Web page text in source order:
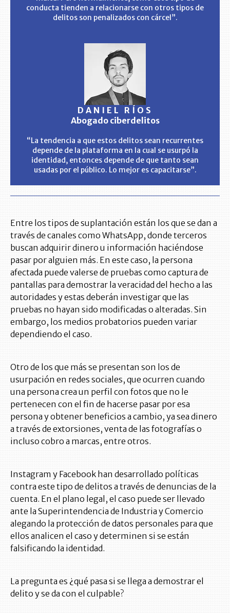
conducta tienden a relacionarse con otros tipos de
delitos son penalizados con cárcel”.
DANIEL RÍOS
Abogado ciberdelitos
“La tendencia a que estos delitos sean recurrentes
depende de la plataforma en la cual se usurpó la
identidad, entonces depende de que tanto sean
usadas por el público. Lo mejor es capacitarse”.
Entre los tipos de suplantación están los que se dan a
través de canales como WhatsApp, donde terceros
buscan adquirir dinero u información haciéndose
pasar por alguien más. En este caso, la persona
afectada puede valerse de pruebas como captura de
pantallas para demostrar la veracidad del hecho a las
autoridades y estas deberán investigar que las
pruebas no hayan sido modificadas o alteradas. Sin
embargo, los medios probatorios pueden variar
dependiendo el caso.
Otro de los que más se presentan son los de
usurpación en redes sociales, que ocurren cuando
una persona crea un perfil con fotos que no le
pertenecen con el fin de hacerse pasar por esa
persona y obtener beneficios a cambio, ya sea dinero
a través de extorsiones, venta de las fotografías o
incluso cobro a marcas, entre otros.
Instagram y Facebook han desarrollado políticas
contra este tipo de delitos a través de denuncias de la
cuenta. En el plano legal, el caso puede ser llevado
ante la Superintendencia de Industria y Comercio
alegando la protección de datos personales para que
ellos analicen el caso y determinen si se están
falsificando la identidad.
La pregunta es ¿qué pasa si se llega a demostrar el
delito y se da con el culpable?